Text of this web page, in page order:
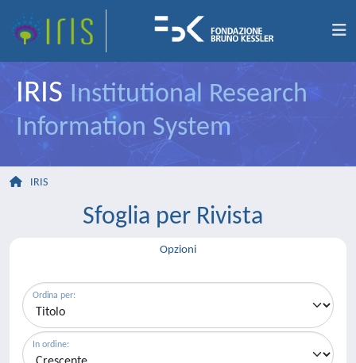
IRIS Institutional Research
Information System
IRIS
Sfoglia per Rivista
Opzioni
Ordina per:
In ordine: